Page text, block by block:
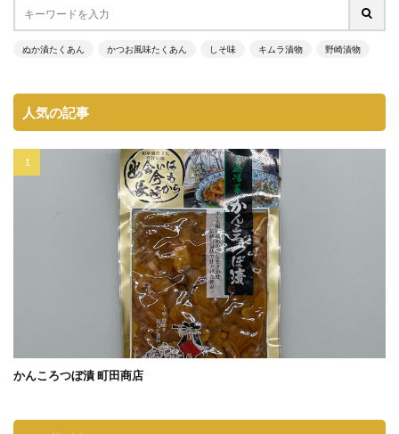
ぬか漬たくあん かつお風味たくあん しそ味 キムラ漬物 野崎漬物
人気の記事
かんころつぼ漬 町田商店